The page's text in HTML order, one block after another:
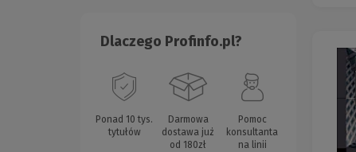
Dlaczego Profinfo.pl?
Ponad 10 tys.
tytułów
Darmowa
dostawa już
od 180zł
Pomoc
konsultanta
na linii